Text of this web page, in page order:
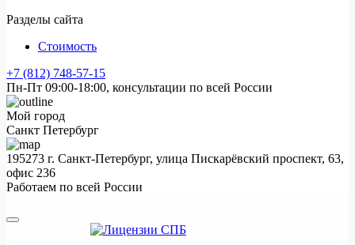
Разделы сайта
Стоимость
+7 (812) 748-57-15
Пн-Пт 09:00-18:00, консультации по всей России
Мой город
Санкт Петербург
195273 г. Санкт-Петербург, улица Пискарёвский проспект, 63,
офис 236
Работаем по всей России